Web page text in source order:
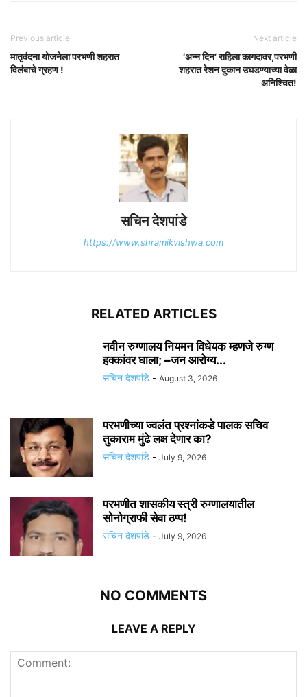
Previous article
मातृवंदना योजनेला परभणी शहरात
विलंबाचे ग्रहण !
Next article
‘अन्न दिन’ राहिला कागदावर,परभणी
शहरात रेशन दुकान उघडण्याच्या वेळा
अनिश्चित!
सचिन देशपांडे
https://www.shramikvishwa.com
RELATED ARTICLES
नवीन रुग्णालय नियमन विधेयक म्हणजे रुग्ण
हक्कांवर घाला; –जन आरोग्य...
सचिन देशपांडे - August 3, 2026
परभणीच्या ज्वलंत प्रश्नांकडे पालक सचिव
तुकाराम मुंढे लक्ष देणार का?
सचिन देशपांडे - July 9, 2026
परभणीत शासकीय स्त्री रुग्णालयातील
सोनोग्राफी सेवा ठप्प!
सचिन देशपांडे - July 9, 2026
NO COMMENTS
LEAVE A REPLY